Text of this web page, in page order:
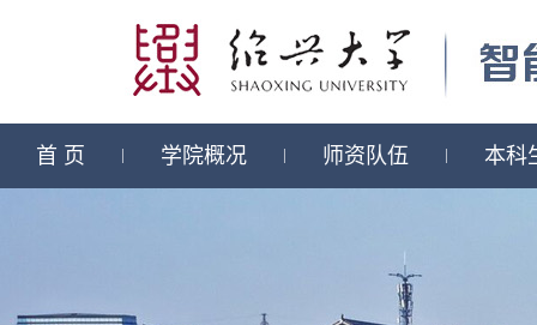
首 页 | 学院概况 | 师资队伍 | 本科